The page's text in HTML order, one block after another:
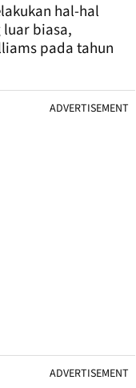
hal-hal
biasa,
pada tahun
ADVERTISEMENT
ADVERTISEMENT